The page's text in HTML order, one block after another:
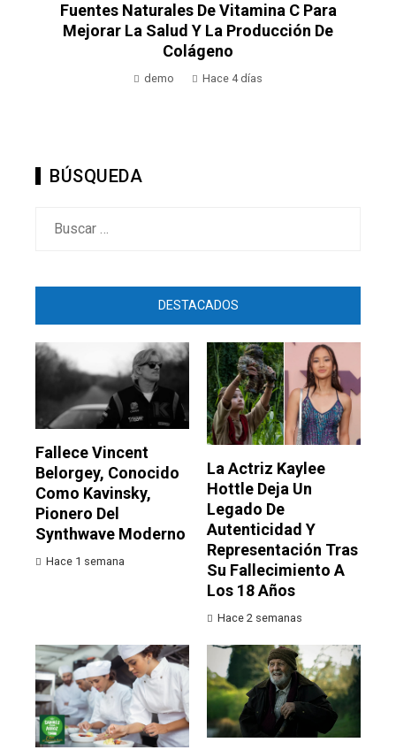
Fuentes Naturales De Vitamina C Para
Mejorar La Salud Y La Producción De
Colágeno
demo Hace 4 días
BÚSQUEDA
DESTACADOS
Fallece Vincent
Belorgey, Conocido
Como Kavinsky,
Pionero Del
Synthwave Moderno
Hace 1 semana
La Actriz Kaylee
Hottle Deja Un
Legado De
Autenticidad Y
Representación Tras
Su Fallecimiento A
Los 18 Años
Hace 2 semanas